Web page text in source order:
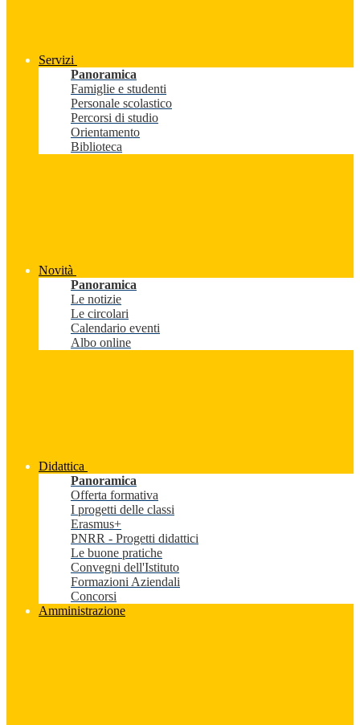
Servizi
Panoramica
Famiglie e studenti
Personale scolastico
Percorsi di studio
Orientamento
Biblioteca
Novità
Panoramica
Le notizie
Le circolari
Calendario eventi
Albo online
Didattica
Panoramica
Offerta formativa
I progetti delle classi
Erasmus+
PNRR - Progetti didattici
Le buone pratiche
Convegni dell'Istituto
Formazioni Aziendali
Concorsi
Amministrazione